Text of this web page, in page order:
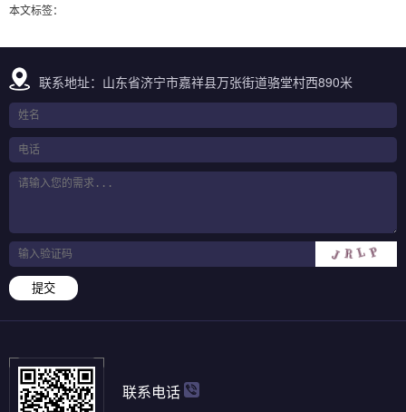
本文标签：
联系地址：山东省济宁市嘉祥县万张街道骆堂村西890米
提交
联系电话